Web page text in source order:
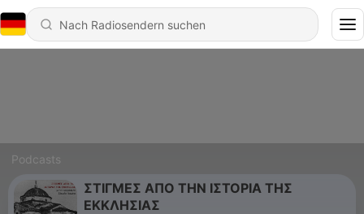
Podcasts
ΣΤΙΓΜΕΣ ΑΠΟ ΤΗΝ ΙΣΤΟΡΙΑ ΤΗΣ
ΕΚΚΛΗΣΙΑΣ